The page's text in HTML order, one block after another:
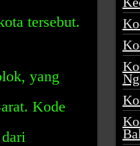
tersebut.
yang
Kode